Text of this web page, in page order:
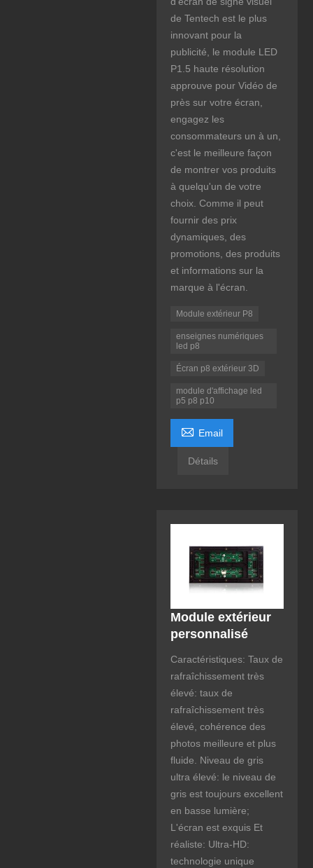
de Tentech est le plus
innovant pour la
publicité, le module LED
P1.5 haute résolution
approuve pour Vidéo de
près sur votre écran,
engagez les
consommateurs un à un,
c'est le meilleure façon
de montrer vos produits
à quelqu'un de votre
choix. Comme il peut
fournir des prix
dynamiques, des
promotions, des produits
et informations sur la
marque à l'écran.
Module extérieur P8
enseignes numériques
led p8
Écran p8 extérieur 3D
module d'affichage led
p5 p8 p10
 Email
Détails
Module extérieur
personnalisé
Caractéristiques: Taux de
rafraîchissement très
élevé: taux de
rafraîchissement très
élevé, cohérence des
photos meilleure et plus
fluide. Niveau de gris
ultra élevé: le niveau de
gris est toujours excellent
en basse lumière;
L'écran est exquis Et
réaliste: Ultra-HD:
technologie unique